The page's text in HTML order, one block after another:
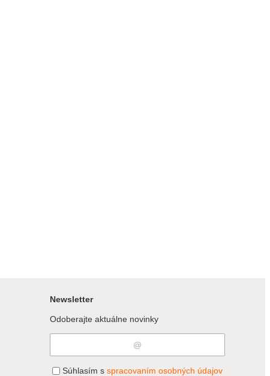
Newsletter
Odoberajte aktuálne novinky
Súhlasím s spracovaním osobných údajov